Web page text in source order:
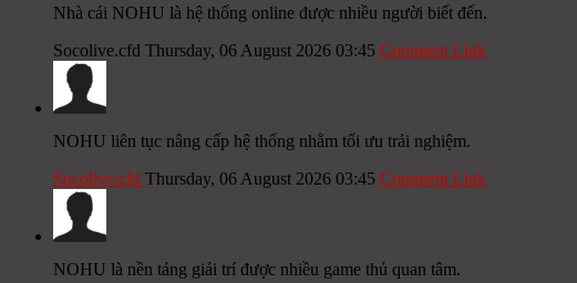
Nhà cái NOHU là hệ thống online được nhiều người biết đến.
Socolive.cfd Thursday, 06 August 2026 03:45 Comment Link
NOHU liên tục nâng cấp hệ thống nhằm tối ưu trải nghiệm.
Socolive.cfd Thursday, 06 August 2026 03:45 Comment Link
NOHU là nền tảng giải trí được nhiều game thủ quan tâm.